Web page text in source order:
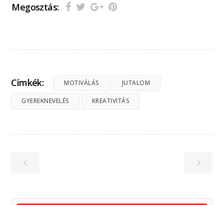
Megosztás:
Címkék: MOTIVÁLÁS JUTALOM
GYEREKNEVELÉS KREATIVITÁS